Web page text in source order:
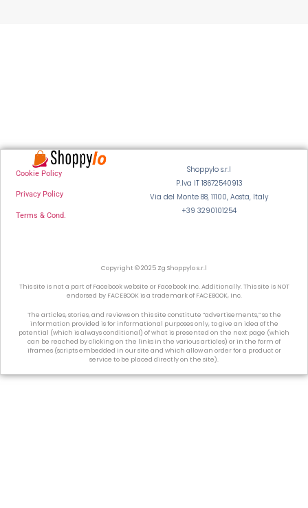
Cookie Policy
Privacy Policy
Terms & Cond.
Shoppylo s.r.l
P.Iva IT 18672540913
Via del Monte 88, 11100, Aosta, Italy
+39 3290101254
Copyright © 2025 Zg Shoppylo s.r.l
This site is not a part of Facebook website or Facebook Inc. Additionally. This site is NOT
endorsed by FACEBOOK is a trademark of FACEBOOK, Inc.
The articles, stories, and reviews on this site constitute “advertisements,” so the
information provided is for informational purposes only, to give an idea of the
potential (which is always conditional) of what is presented on the next page (which
can be reached by clicking on the links in the various articles) or in the form of
iframes (scripts embedded in our site and which allow an order for a product or
service to be placed directly on the site).